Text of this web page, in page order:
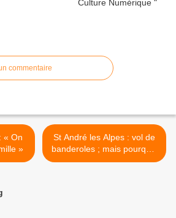
commentaire
»
St André les Alpes : vol de
banderoles ; mais pourquoi
? >